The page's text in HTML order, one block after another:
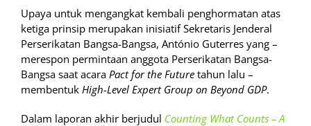
Upaya untuk mengangkat kembali penghormatan atas
ketiga prinsip merupakan inisiatif Sekretaris Jenderal
Perserikatan Bangsa-Bangsa, António Guterres yang –
merespon permintaan anggota Perserikatan Bangsa-
Bangsa saat acara Pact for the Future tahun lalu –
membentuk High-Level Expert Group on Beyond GDP.
Dalam laporan akhir berjudul Counting What Counts – A